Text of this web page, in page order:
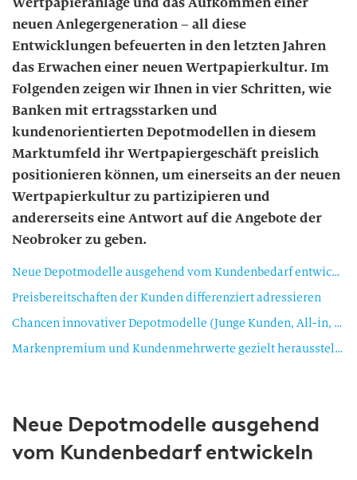
neuen Anlegergeneration – all diese
Entwicklungen befeuerten in den letzten Jahren
das Erwachen einer neuen Wertpapierkultur. Im
Folgenden zeigen wir Ihnen in vier Schritten, wie
Banken mit ertragsstarken und
kundenorientierten Depotmodellen in diesem
Marktumfeld ihr Wertpapiergeschäft preislich
positionieren können, um einerseits an der neuen
Wertpapierkultur zu partizipieren und
andererseits eine Antwort auf die Angebote der
Neobroker zu geben.
Neue Depotmodelle ausgehend vom Kundenbedarf entwickeln
Preisbereitschaften der Kunden differenziert adressieren
Chancen innovativer Depotmodelle (Junge Kunden, All-in, Zuwendungsfreiheit) nutzen
Markenpremium und Kundenmehrwerte gezielt herausstellen und monetarisieren
Neue Depotmodelle ausgehend
vom Kundenbedarf entwickeln